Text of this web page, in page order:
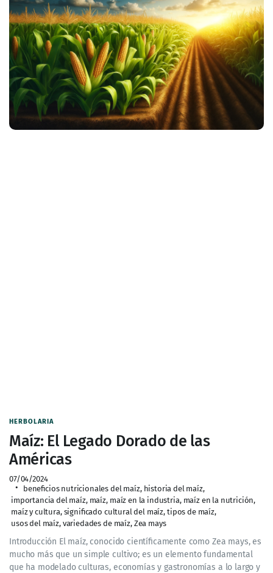
HERBOLARIA
Maíz: El Legado Dorado de las
Américas
07/04/2024
beneficios nutricionales del maíz, historia del maíz,
importancia del maíz, maíz, maíz en la industria, maíz en la nutrición,
maíz y cultura, significado cultural del maíz, tipos de maíz,
usos del maíz, variedades de maíz, Zea mays
Introducción El maíz, conocido científicamente como Zea mays, es
mucho más que un simple cultivo; es un elemento fundamental
que ha modelado culturas, economías y gastronomías a lo largo y